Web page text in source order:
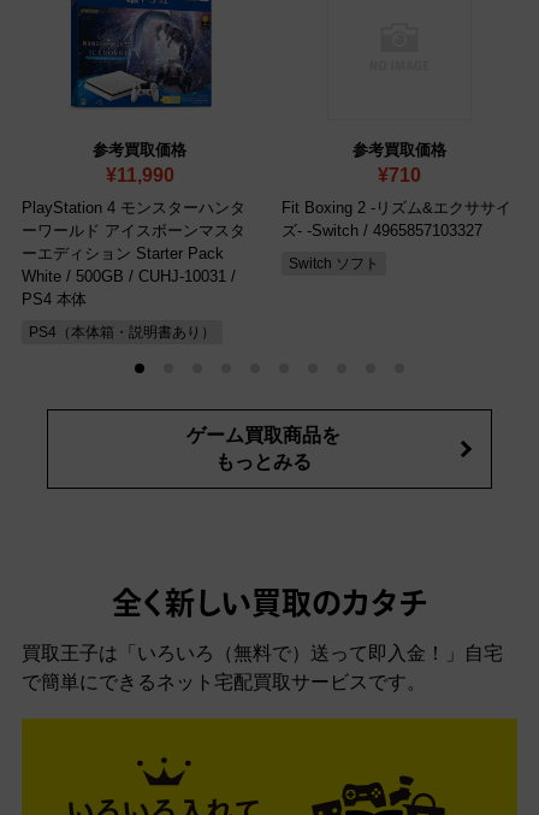
参考買取価格
¥11,990
PlayStation 4 モンスターハンタ
ーワールド アイスボーンマスタ
ーエディション Starter Pack
White / 500GB / CUHJ-10031 /
PS4 本体
PS4（本体箱・説明書あり）
参考買取価格
¥710
Fit Boxing 2 -リズム&エクササイ
ズ- -Switch / 4965857103327
Switch ソフト
ゲーム買取商品を
もっとみる
全く新しい買取のカタチ
買取王子は「いろいろ（無料で）送って即入金！」自宅
で簡単にできるネット宅配買取サービスです。